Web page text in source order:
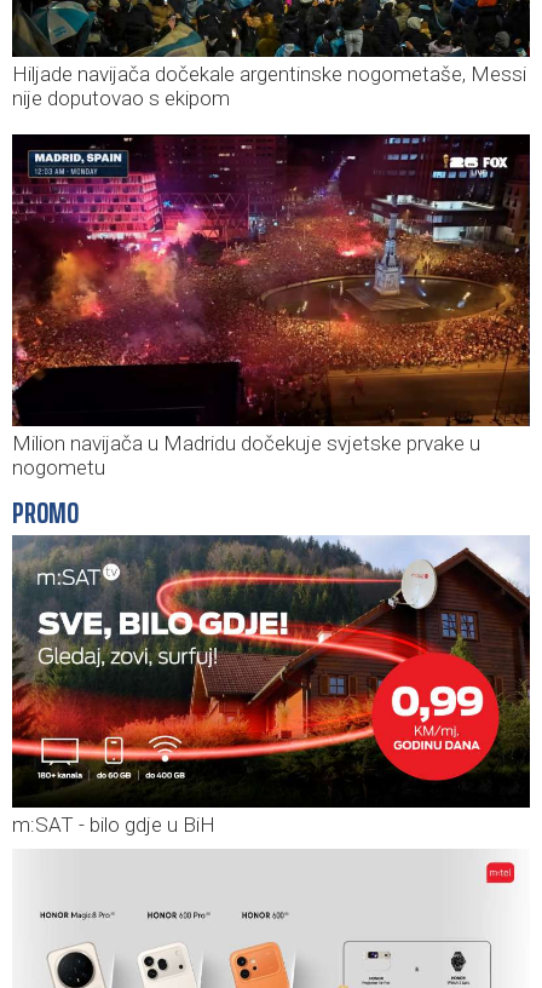
Hiljade navijača dočekale argentinske nogometaše, Messi
nije doputovao s ekipom
Milion navijača u Madridu dočekuje svjetske prvake u
nogometu
PROMO
m:SAT - bilo gdje u BiH